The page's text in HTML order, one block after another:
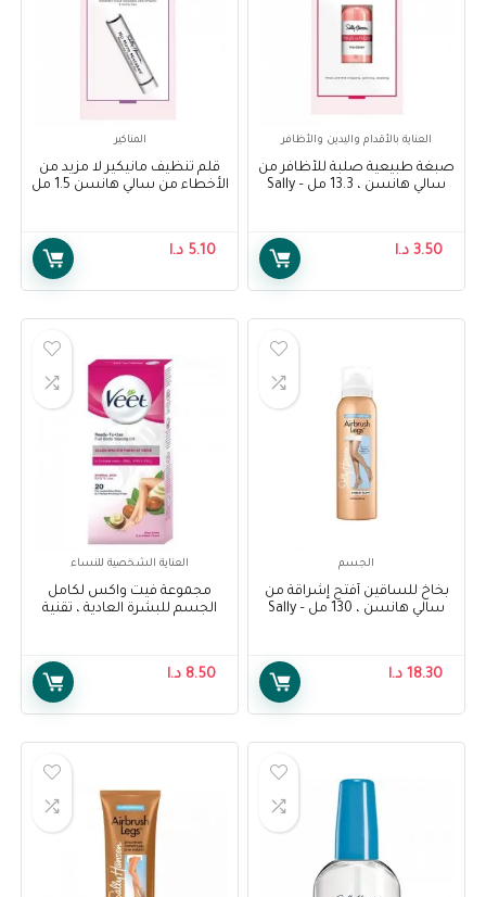
العناية بالأقدام واليدين والأظافر
صبغة طبيعية صلبة للأظافر من
سالي هانسن ، 13.3 مل – Sally
3.50 د.ا
المناكير
قلم تنظيف مانيكير لا مزيد من
الأخطاء من سالي هانسن 1.5 مل
5.10 د.ا
الجسم
بخاخ للساقين أفتح إشراقة من
سالي هانسن ، 130 مل – Sally
18.30 د.ا
العناية الشخصية للنساء
مجموعة فيت واكس لكامل
الجسم للبشرة العادية ، تقنية
Normal Skin, Easy-Gelwax
Technology 20 strips8.50 د.ا